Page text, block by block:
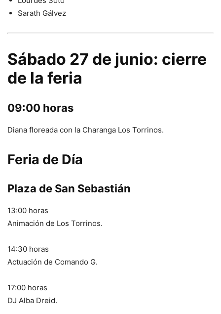
Sarath Gálvez
Sábado 27 de junio: cierre
de la feria
09:00 horas
Diana floreada con la Charanga Los Torrinos.
Feria de Día
Plaza de San Sebastián
13:00 horas
Animación de Los Torrinos.
14:30 horas
Actuación de Comando G.
17:00 horas
DJ Alba Dreid.